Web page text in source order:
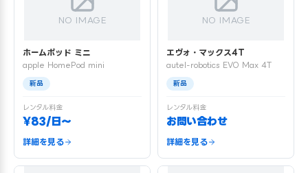
NO IMAGE
ホームポッド ミニ
apple HomePod mini
新品
レンタル料金
¥83/日〜
詳細を見る
NO IMAGE
エヴォ・マックス4T
autel-robotics EVO Max 4T
新品
レンタル料金
お問い合わせ
詳細を見る